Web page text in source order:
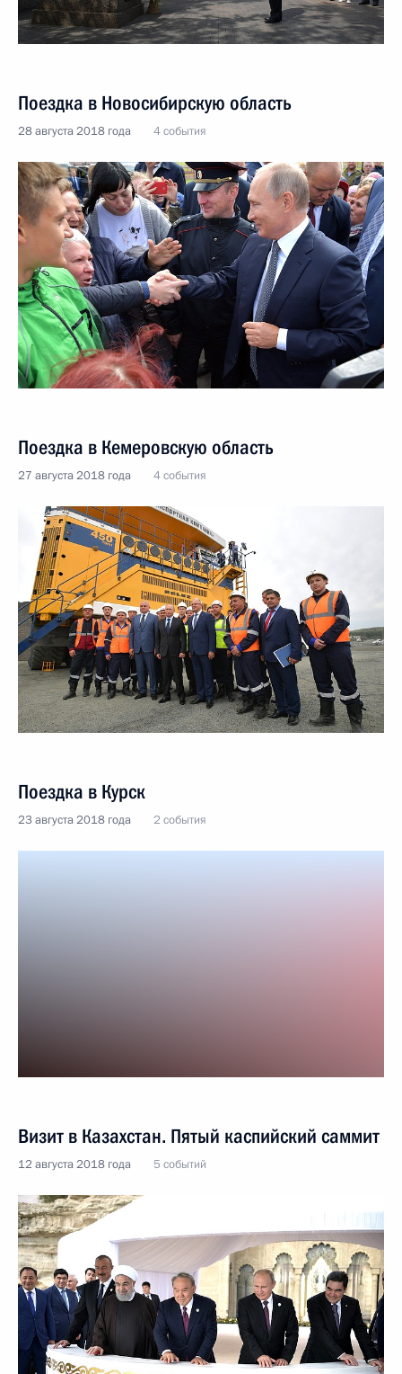
Поездка в Новосибирскую область
28 августа 2018 года 4 события
Поездка в Кемеровскую область
27 августа 2018 года 4 события
Поездка в Курск
23 августа 2018 года 2 события
Визит в Казахстан. Пятый каспийский саммит
12 августа 2018 года 5 событий